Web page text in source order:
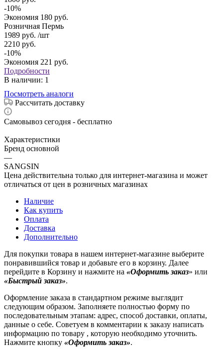
-10%
Экономия 180 руб.
Розничная Пермь
1989 руб. /шт
2210 руб.
-10%
Экономия 221 руб.
Подробности
В наличии: 1
Посмотреть аналоги
Рассчитать доставку
Самовывоз сегодня - бесплатно
Характеристики
Бренд основной
—
SANGSIN
Цена действительна только для интернет-магазина и может
отличаться от цен в розничных магазинах
Наличие
Как купить
Оплата
Доставка
Дополнительно
Для покупки товара в нашем интернет-магазине выберите
понравившийся товар и добавьте его в корзину. Далее
перейдите в Корзину и нажмите на «Оформить заказ» или
«Быстрый заказ».
Оформление заказа в стандартном режиме выглядит
следующим образом. Заполняете полностью форму по
последовательным этапам: адрес, способ доставки, оплаты,
данные о себе. Советуем в комментарии к заказу написать
информацию по товару , которую необходимо уточнить.
Нажмите кнопку «Оформить заказ».